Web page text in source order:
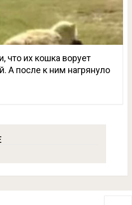
что их кошка ворует
А после к ним нагрянуло